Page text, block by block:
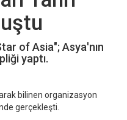
of Asia"; Asya'nın
yaptı.
bilinen organizasyon
gerçekleşti.